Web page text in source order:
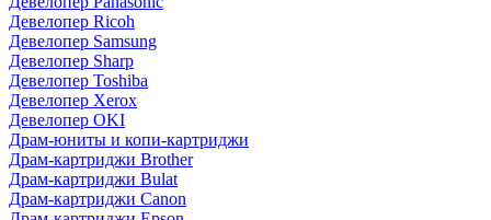
Девелопер Ricoh
Девелопер Samsung
Девелопер Sharp
Девелопер Toshiba
Девелопер Xerox
Девелопер OKI
Драм-юниты и копи-картриджи
Драм-картриджи Brother
Драм-картриджи Bulat
Драм-картриджи Canon